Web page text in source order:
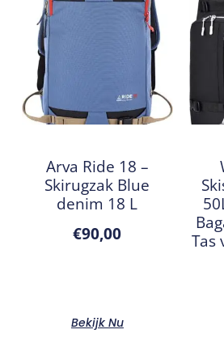
Arva Ride 18 –
Skirugzak Blue
denim 18 L
€90,00
Bekijk Nu
Tas